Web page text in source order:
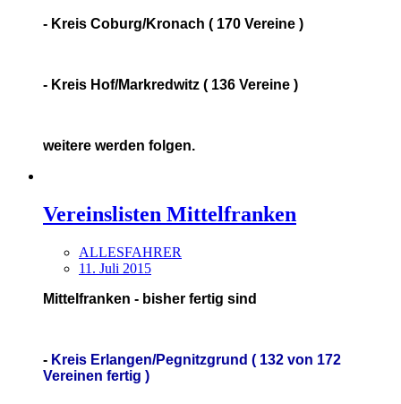
- Kreis Coburg/Kronach ( 170 Vereine )
- Kreis Hof/Markredwitz ( 136 Vereine )
weitere werden folgen.
Vereinslisten Mittelfranken
ALLESFAHRER
11. Juli 2015
Mittelfranken - bisher fertig sind
- Kreis Erlangen/Pegnitzgrund ( 132 von 172
Vereinen fertig )